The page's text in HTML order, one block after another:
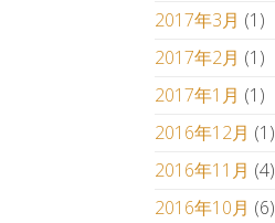
2017年3月 (1)
2017年2月 (1)
2017年1月 (1)
2016年12月 (1)
2016年11月 (4)
2016年10月 (6)